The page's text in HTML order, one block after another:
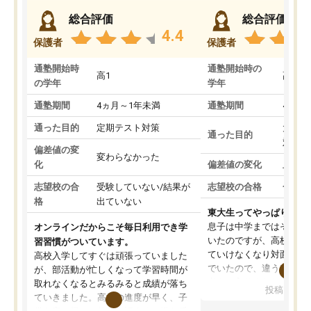
保護者
総合評価
4.4
通塾開始時
の学年
高1
通塾期間 4ヵ月～1年未満
通った目的 定期テスト対策
偏差値の変
化
変わらなかった
志望校の合
格
受験していない/結果が
出ていない
オンラインだからこそ毎日利用でき学
習習慣がついています。
高校入学してすぐは頑張っていました
が、部活動が忙しくなって学習時間が
取れなくなるとみるみると成績が落ち
ていきました。高校の進度が早く、子
保護者
総合評価
通塾開始時の
学年
高3
通塾期間 4ヵ月
通った目的
大学
対策
偏差値の変化 上が
志望校の合格 合格
東大生ってやっぱりすご
息子は中学まではそこそ
いたのですが、高校に入
ていけなくなり対面の塾
でいたので、違うアプロ
で、当初は模試でD判定
投稿日：